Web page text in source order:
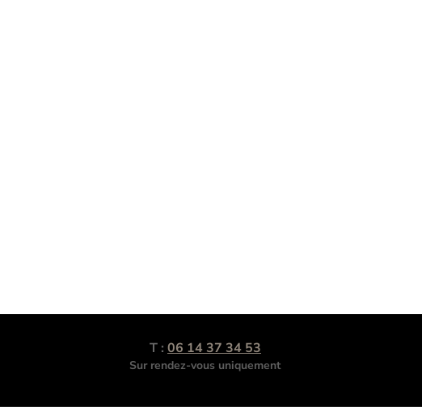
T : 06 14 37 34 53
Sur rendez-vous uniquement